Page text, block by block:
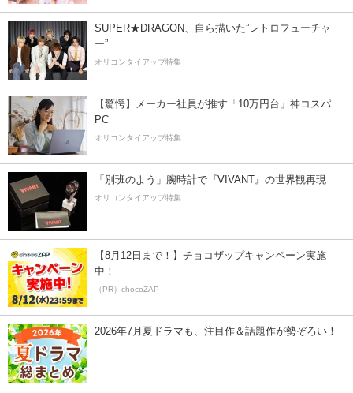
SUPER★DRAGON、自ら描いた”レトロフューチャ
ー”
オリコンタイアップ特集
【驚愕】メーカー社員が推す「10万円台」神コスパ
PC
オリコンタイアップ特集
「別班のよう」腕時計で『VIVANT』の世界観再現
オリコンタイアップ特集
【8月12日まで！】チョコザップキャンペーン実施
中！
（PR）chocoZAP
2026年7月夏ドラマも、注目作＆話題作が勢ぞろい！